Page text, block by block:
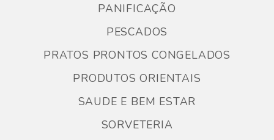
PANIFICAÇÃO
PESCADOS
PRATOS PRONTOS CONGELADOS
PRODUTOS ORIENTAIS
SAUDE E BEM ESTAR
SORVETERIA